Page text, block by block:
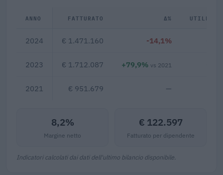
ANNO FATTURATO Δ% UTILE/
2024 € 1.471.160 -14,1%
2023 € 1.712.087 +79,9% vs 2021
2021 € 951.679 —
8,2%
Margine netto
€ 122.597
Fatturato per dipendente
Indicatori calcolati dai dati dell'ultimo bilancio disponibile.